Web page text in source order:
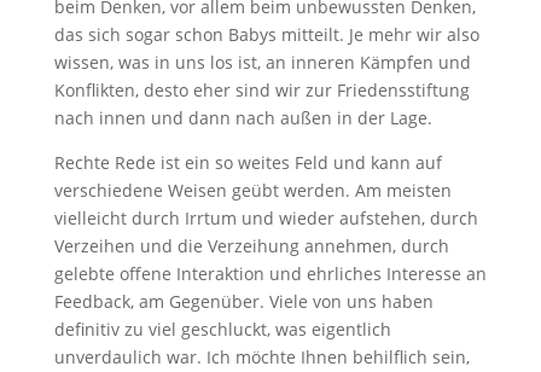
beim Denken, vor allem beim unbewussten Denken,
das sich sogar schon Babys mitteilt. Je mehr wir also
wissen, was in uns los ist, an inneren Kämpfen und
Konflikten, desto eher sind wir zur Friedensstiftung
nach innen und dann nach außen in der Lage.
Rechte Rede ist ein so weites Feld und kann auf
verschiedene Weisen geübt werden. Am meisten
vielleicht durch Irrtum und wieder aufstehen, durch
Verzeihen und die Verzeihung annehmen, durch
gelebte offene Interaktion und ehrliches Interesse an
Feedback, am Gegenüber. Viele von uns haben
definitiv zu viel geschluckt, was eigentlich
unverdaulich war. Ich möchte Ihnen behilflich sein,